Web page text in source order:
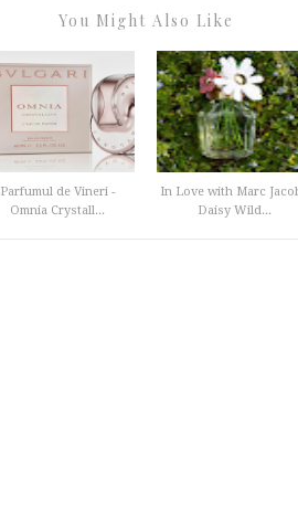
You Might Also Like
Parfumul de Vineri -
Omnia Crystall...
In Love with Marc
Daisy Wild...